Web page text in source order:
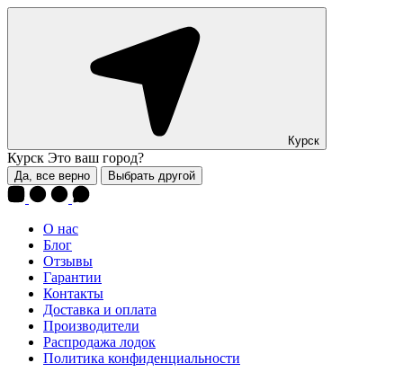
Курск
Курск Это ваш город?
Да, все верно Выбрать другой
О нас
Блог
Отзывы
Гарантии
Контакты
Доставка и оплата
Производители
Распродажа лодок
Политика конфиденциальности